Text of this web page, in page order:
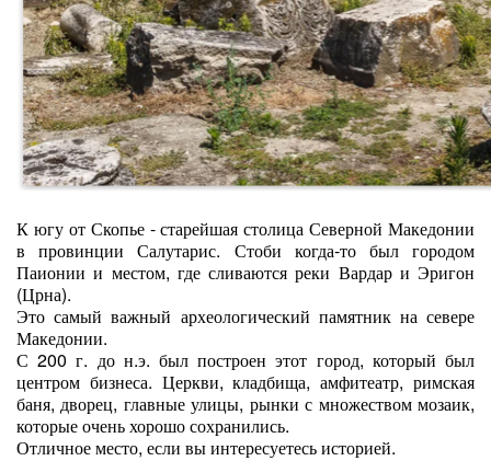
К югу от Скопье - старейшая столица Северной Македонии
в провинции Салутарис. Стоби когда-то был городом
Паионии и местом, где сливаются реки Вардар и Эригон
(Црна).
Это самый важный археологический памятник на севере
Македонии.
С 200 г. до н.э. был построен этот город, который был
центром бизнеса. Церкви, кладбища, амфитеатр, римская
баня, дворец, главные улицы, рынки с множеством мозаик,
которые очень хорошо сохранились.
Отличное место, если вы интересуетесь историей.